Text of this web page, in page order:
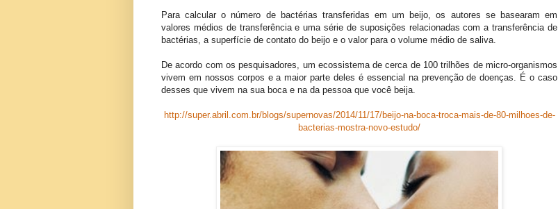
Para calcular o número de bactérias transferidas em um beijo, os autores se basearam em
valores médios de transferência e uma série de suposições relacionadas com a transferência de
bactérias, a superfície de contato do beijo e o valor para o volume médio de saliva.
De acordo com os pesquisadores, um ecossistema de cerca de 100 trilhões de micro-organismos
vivem em nossos corpos e a maior parte deles é essencial na prevenção de doenças. É o caso
desses que vivem na sua boca e na da pessoa que você beija.
http://super.abril.com.br/blogs/supernovas/2014/11/17/beijo-na-boca-troca-mais-de-80-milhoes-de-
bacterias-mostra-novo-estudo/